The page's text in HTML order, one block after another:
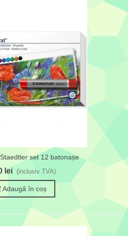
set 12 batonașe
lei (inclusiv TVA)
Adaugă în coș